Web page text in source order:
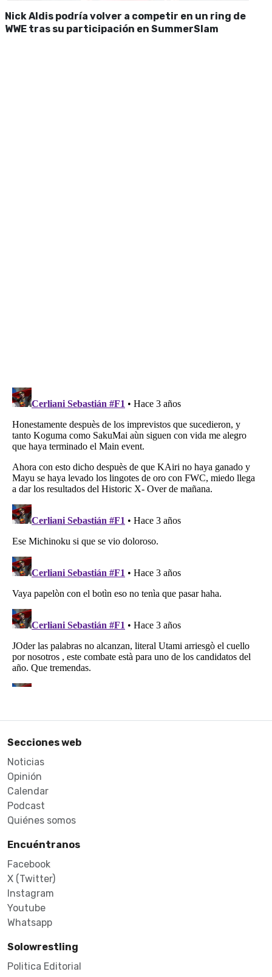
Nick Aldis podría volver a competir en un ring de
WWE tras su participación en SummerSlam
Secciones web
Noticias
Opinión
Calendar
Podcast
Quiénes somos
Encuéntranos
Facebook
X (Twitter)
Instagram
Youtube
Whatsapp
Solowrestling
Politica Editorial